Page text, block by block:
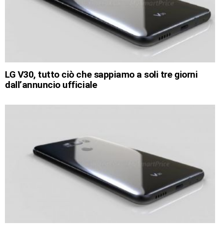
LG V30, tutto ciò che sappiamo a soli tre giorni
dall’annuncio ufficiale